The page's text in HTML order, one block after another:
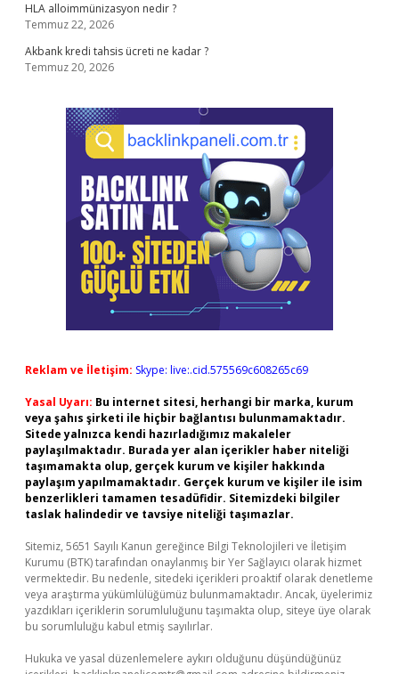
HLA alloimmünizasyon nedir ?
Temmuz 22, 2026
Akbank kredi tahsis ücreti ne kadar ?
Temmuz 20, 2026
Reklam ve İletişim: Skype: live:.cid.575569c608265c69
Yasal Uyarı: Bu internet sitesi, herhangi bir marka, kurum
veya şahıs şirketi ile hiçbir bağlantısı bulunmamaktadır.
Sitede yalnızca kendi hazırladığımız makaleler
paylaşılmaktadır. Burada yer alan içerikler haber niteliği
taşımamakta olup, gerçek kurum ve kişiler hakkında
paylaşım yapılmamaktadır. Gerçek kurum ve kişiler ile isim
benzerlikleri tamamen tesadüfidir. Sitemizdeki bilgiler
taslak halindedir ve tavsiye niteliği taşımazlar.
Sitemiz, 5651 Sayılı Kanun gereğince Bilgi Teknolojileri ve İletişim
Kurumu (BTK) tarafından onaylanmış bir Yer Sağlayıcı olarak hizmet
vermektedir. Bu nedenle, sitedeki içerikleri proaktif olarak denetleme
veya araştırma yükümlülüğümüz bulunmamaktadır. Ancak, üyelerimiz
yazdıkları içeriklerin sorumluluğunu taşımakta olup, siteye üye olarak
bu sorumluluğu kabul etmiş sayılırlar.
Hukuka ve yasal düzenlemelere aykırı olduğunu düşündüğünüz